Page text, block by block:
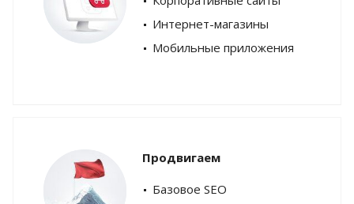
Интернет-магазины
Мобильные приложения
Продвигаем
Базовое SEO